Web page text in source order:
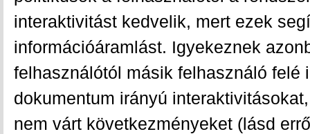
interaktivitást kedvelik, mert ezek
információáramlást. Igyekeznek
felhasználótól másik felhasználó felé
dokumentum irányú
nem várt következményeket (lásd